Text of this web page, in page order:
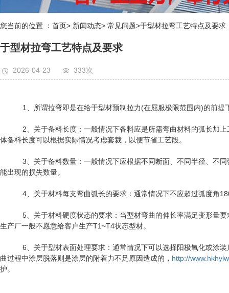
1
您当前的位置 ：首页> 新闻动态> 常见问题>于型材拉弯工艺特点及要求
于型材拉弯工艺特点及要求
2026-04-23 333次
1、所谓拉弯即是在给于型材预制拉力(在屈服极限范围内)的前提
2、关于备料长度：一般情况下备料应是所需弯曲材料的弧长加上
体备料长度可以根据实际情况考虑套裁，以便节省工艺段。
3、关于备料数量：一般情况下应根据不同断面、不同半径、不同弧
能出现的损失数量。
4、关于材料每支弯曲弧长的要求：通常情况下不应超过弧度角
5、关于材料硬度状态的要求：当型材弯曲的伸长率满足变形量要
生产厂一般不愿意给客户生产T1~T4状态型材。
6、关于型材表面处理要求：通常情况下可以选择阳极氧化或涂装后
曲过程中涂层脱落则是涂层的附着力不足原因造成的， http://
护。